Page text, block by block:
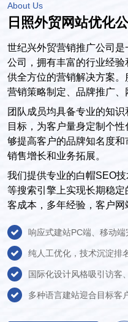
About Us
日照外贸网站优化
世纪兴外贸营销推广公司
公司，拥有丰富的行业经
供全方位的营销解决方案。
营销策略制定、品牌推广、
团队成员均具备专业的知
目标，为客户量身定制个
够提高客户的品牌知名度
销售增长和业务拓展。
我们提供专业的白帽SEO
等搜索引擎上实现长期稳
客成本，多年经验，客户网
响应式建站PC端、移动端
纯人工优化，技术沉淀排
国际化设计风格吸引访客
多种语言建站迎合目标客